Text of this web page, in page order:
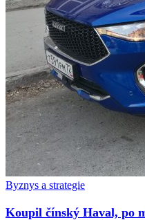
Byznys a strategie
Koupil čínský Haval, po